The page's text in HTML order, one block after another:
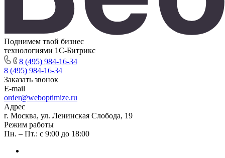
Поднимем твой бизнес
технологиями 1С-Битрикс
8 (495) 984-16-34
8 (495) 984-16-34
Заказать звонок
E-mail
order@weboptimize.ru
Адрес
г. Москва, ул. Ленинская Слобода, 19
Режим работы
Пн. – Пт.: с 9:00 до 18:00